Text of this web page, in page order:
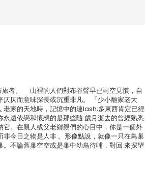
旅者。 山裡的人們對布谷聲早已司空見慣，自
仄而意味深長或沉重非凡。 「少小離家老大
家的天地時，記憶中的連lash;多東西肯定已經
遠依戀和懷想的是那些隨 歲月逝去的曾經熟悉
。在親人或父老鄉親們的心目中，你是一個外
今日之物是人非 。形像點說，就像一只在鳥巢
不論舊巢空空或是巢中幼鳥待哺，對回 來探望